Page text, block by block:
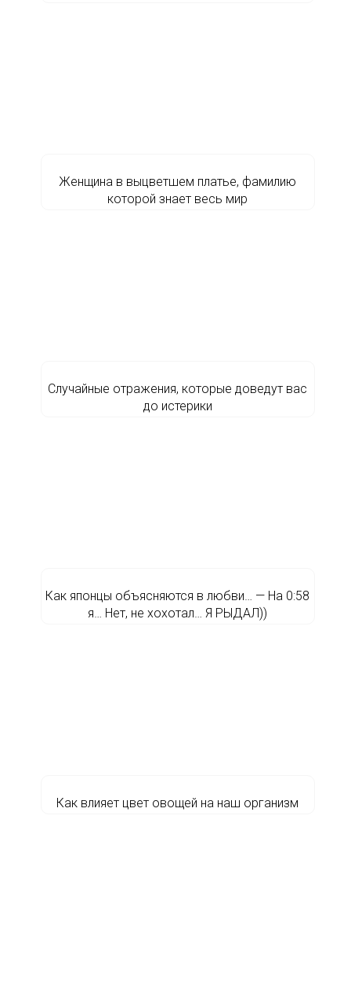
Женщина в выцветшем платье, фамилию
которой знает весь мир
Случайные отражения, которые доведут вас
до истерики
Как японцы объясняются в любви… — На 0:58
я… Нет, не хохотал… Я РЫДАЛ))
Как влияет цвет овощей на наш организм